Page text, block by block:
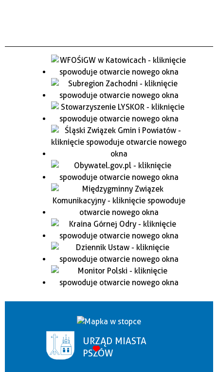
URZĄD MIASTA
PSZÓW